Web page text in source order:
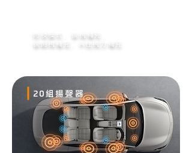
雨夜模式 後視補充
後側視補充
A柱視力補充
20組揚聲器